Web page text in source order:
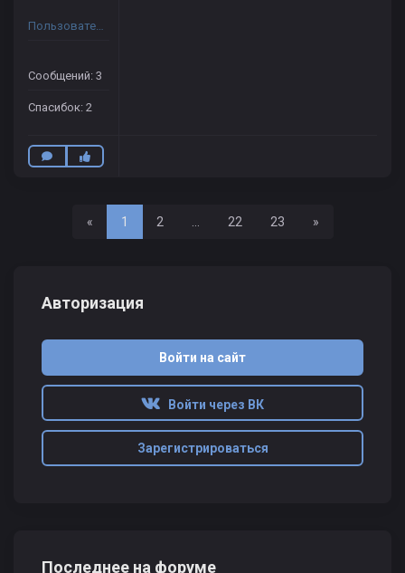
Пользователь
Сообщений: 3
Спасибок: 2
«Назад
1 2 ... 22 23 »Вперед
Авторизация
Войти на сайт
Войти через ВК
Зарегистрироваться
Последнее на форуме